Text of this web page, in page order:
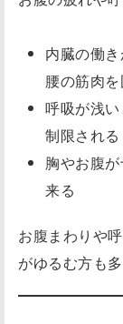
内臓の働
腰の筋肉
呼吸が浅
制限される
胸やお腹
来る
お腹まわりや
がゆるむ方も多